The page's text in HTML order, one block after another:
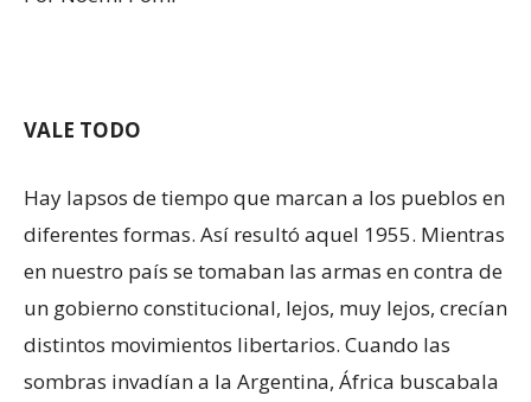
VALE TODO
Hay lapsos de tiempo que marcan a los pueblos en
diferentes formas. Así resultó aquel 1955. Mientras
en nuestro país se tomaban las armas en contra de
un gobierno constitucional, lejos, muy lejos, crecían
distintos movimientos libertarios. Cuando las
sombras invadían a la Argentina, África buscabala